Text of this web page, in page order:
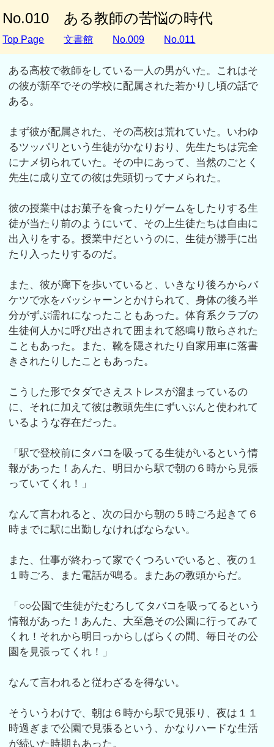
No.010 ある教師の苦悩の時代
Top Page 文書館 No.009 No.011
ある高校で教師をしている一人の男がいた。これはそ
の彼が新卒でその学校に配属された若かりし頃の話で
ある。
まず彼が配属された、その高校は荒れていた。いわゆ
るツッパリという生徒がかなりおり、先生たちは完全
にナメ切られていた。その中にあって、当然のごとく
先生に成り立ての彼は先頭切ってナメられた。
彼の授業中はお菓子を食ったりゲームをしたりする生
徒が当たり前のようにいて、その上生徒たちは自由に
出入りをする。授業中だというのに、生徒が勝手に出
たり入ったりするのだ。
また、彼が廊下を歩いていると、いきなり後ろからバ
ケツで水をバッシャーンとかけられて、身体の後ろ半
分がずぶ濡れになったこともあった。体育系クラブの
生徒何人かに呼び出されて囲まれて怒鳴り散らされた
こともあった。また、靴を隠されたり自家用車に落書
きされたりしたこともあった。
こうした形でタダでさえストレスが溜まっているの
に、それに加えて彼は教頭先生にずいぶんと使われて
いるような存在だった。
「駅で登校前にタバコを吸ってる生徒がいるという情
報があった！あんた、明日から駅で朝の６時から見張
っていてくれ！」
なんて言われると、次の日から朝の５時ごろ起きて６
時までに駅に出勤しなければならない。
また、仕事が終わって家でくつろいでいると、夜の１
１時ごろ、また電話が鳴る。またあの教頭からだ。
「○○公園で生徒がたむろしてタバコを吸ってるという
情報があった！あんた、大至急その公園に行ってみて
くれ！それから明日っからしばらくの間、毎日その公
園を見張ってくれ！」
なんて言われると従わざるを得ない。
そういうわけで、朝は６時から駅で見張り、夜は１１
時過ぎまで公園で見張るという、かなりハードな生活
が続いた時期もあった。